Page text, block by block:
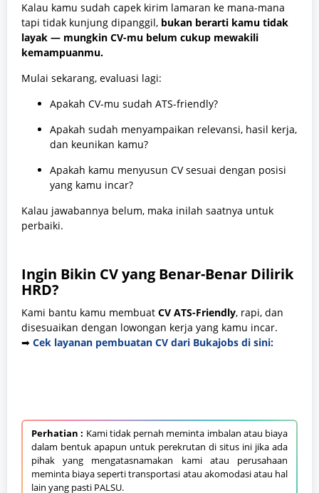
Kalau kamu sudah capek kirim lamaran ke mana-mana
tapi tidak kunjung dipanggil, bukan berarti kamu tidak
layak — mungkin CV-mu belum cukup mewakili
kemampuanmu.
Mulai sekarang, evaluasi lagi:
Apakah CV-mu sudah ATS-friendly?
Apakah sudah menyampaikan relevansi, hasil kerja,
dan keunikan kamu?
Apakah kamu menyusun CV sesuai dengan posisi
yang kamu incar?
Kalau jawabannya belum, maka inilah saatnya untuk
perbaiki.
Ingin Bikin CV yang Benar-Benar Dilirik
HRD?
Kami bantu kamu membuat CV ATS-Friendly, rapi, dan
disesuaikan dengan lowongan kerja yang kamu incar.
➡ Cek layanan pembuatan CV dari Bukajobs di sini:
Perhatian : Kami tidak pernah meminta imbalan atau biaya
dalam bentuk apapun untuk perekrutan di situs ini jika ada
pihak yang mengatasnamakan kami atau perusahaan
meminta biaya seperti transportasi atau akomodasi atau hal
lain yang pasti PALSU.